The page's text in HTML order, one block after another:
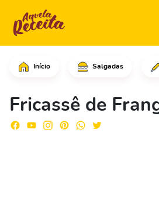
Início Salgadas
Fricassê de
No liquidificador,